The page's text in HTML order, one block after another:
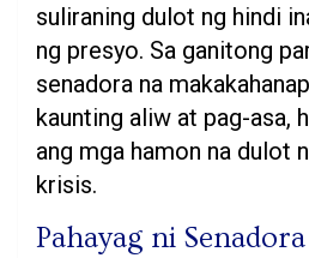
suliraning dulot ng hindi
ng presyo. Sa ganitong
senadora na
kaunting aliw at pag-asa,
ang mga hamon na dulot
krisis.
Pahayag ni